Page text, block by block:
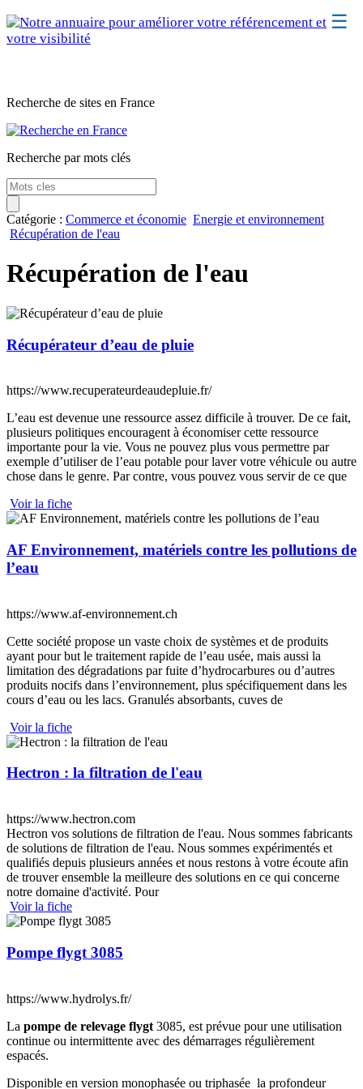
☰
Webmaster
Contact
Recherche de sites en France
Recherche par mots clés
Catégorie : Commerce et économie Energie et environnement
Récupération de l'eau
Récupération de l'eau
Récupérateur d’eau de pluie
https://www.recuperateurdeaudepluie.fr/
L’eau est devenue une ressource assez difficile à trouver. De ce fait,
plusieurs politiques encouragent à économiser cette ressource
importante pour la vie. Vous ne pouvez plus vous permettre par
exemple d’utiliser de l’eau potable pour laver votre véhicule ou autre
chose dans le genre. Par contre, vous pouvez vous servir de ce que
Voir la fiche
AF Environnement, matériels contre les pollutions de
l’eau
https://www.af-environnement.ch
Cette société propose un vaste choix de systèmes et de produits
ayant pour but le traitement rapide de l’eau usée, mais aussi la
limitation des dégradations par fuite d’hydrocarbures ou d’autres
produits nocifs dans l’environnement, plus spécifiquement dans les
cours d’eau ou les lacs. Granulés absorbants, cuves de
Voir la fiche
Hectron : la filtration de l'eau
https://www.hectron.com
Hectron vos solutions de filtration de l'eau. Nous sommes fabricants
de solutions de filtration de l'eau. Nous sommes expérimentés et
qualifiés depuis plusieurs années et nous restons à votre écoute afin
de trouver ensemble la meilleure des solutions en ce qui concerne
notre domaine d'activité. Pour
Voir la fiche
Pompe flygt 3085
https://www.hydrolys.fr/
La pompe de relevage flygt 3085, est prévue pour une utilisation
continue ou intermittente avec des démarrages régulièrement
espacés.
Disponible en version monophasée ou triphasée la profondeur